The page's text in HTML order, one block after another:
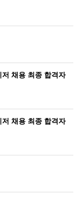
채용 최종 합격자
채용 최종 합격자